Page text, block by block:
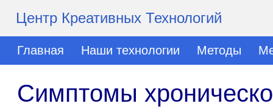
Центр Креативных Технологий
Главная Наши технологии Методы
Симптомы